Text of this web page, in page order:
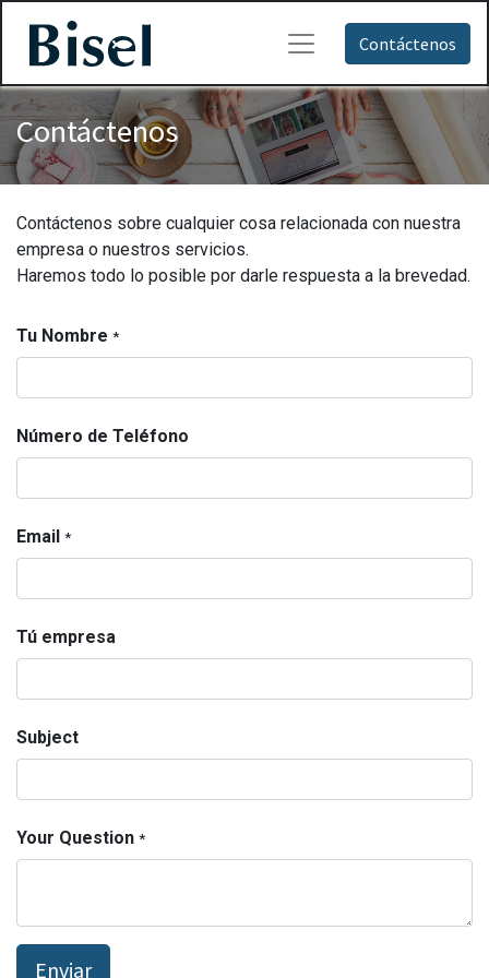
Contáctenos
Contáctenos
Contáctenos sobre cualquier cosa relacionada con nuestra
empresa o nuestros servicios.
Haremos todo lo posible por darle respuesta a la brevedad.
Tu Nombre *
Número de Teléfono
Email *
Tú empresa
Subject
Your Question *
Enviar